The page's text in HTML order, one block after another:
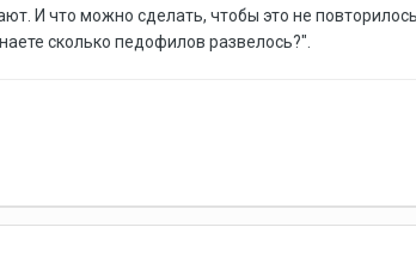
И что можно сделать, чтобы это не
сколько педофилов развелось?".